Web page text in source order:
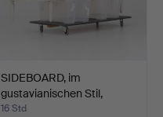
SIDEBOARD, im
gustavianischen Stil,
zweite…
16 Std